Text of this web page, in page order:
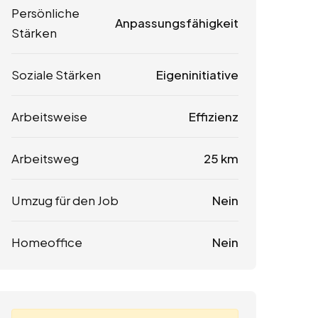
Persönliche
Stärken
Anpassungsfähigkeit
Soziale Stärken Eigeninitiative
Arbeitsweise Effizienz
Arbeitsweg 25 km
Umzug für den Job Nein
Homeoffice Nein